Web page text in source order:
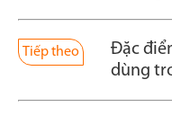
Tiếp theo
Đặc
dùng